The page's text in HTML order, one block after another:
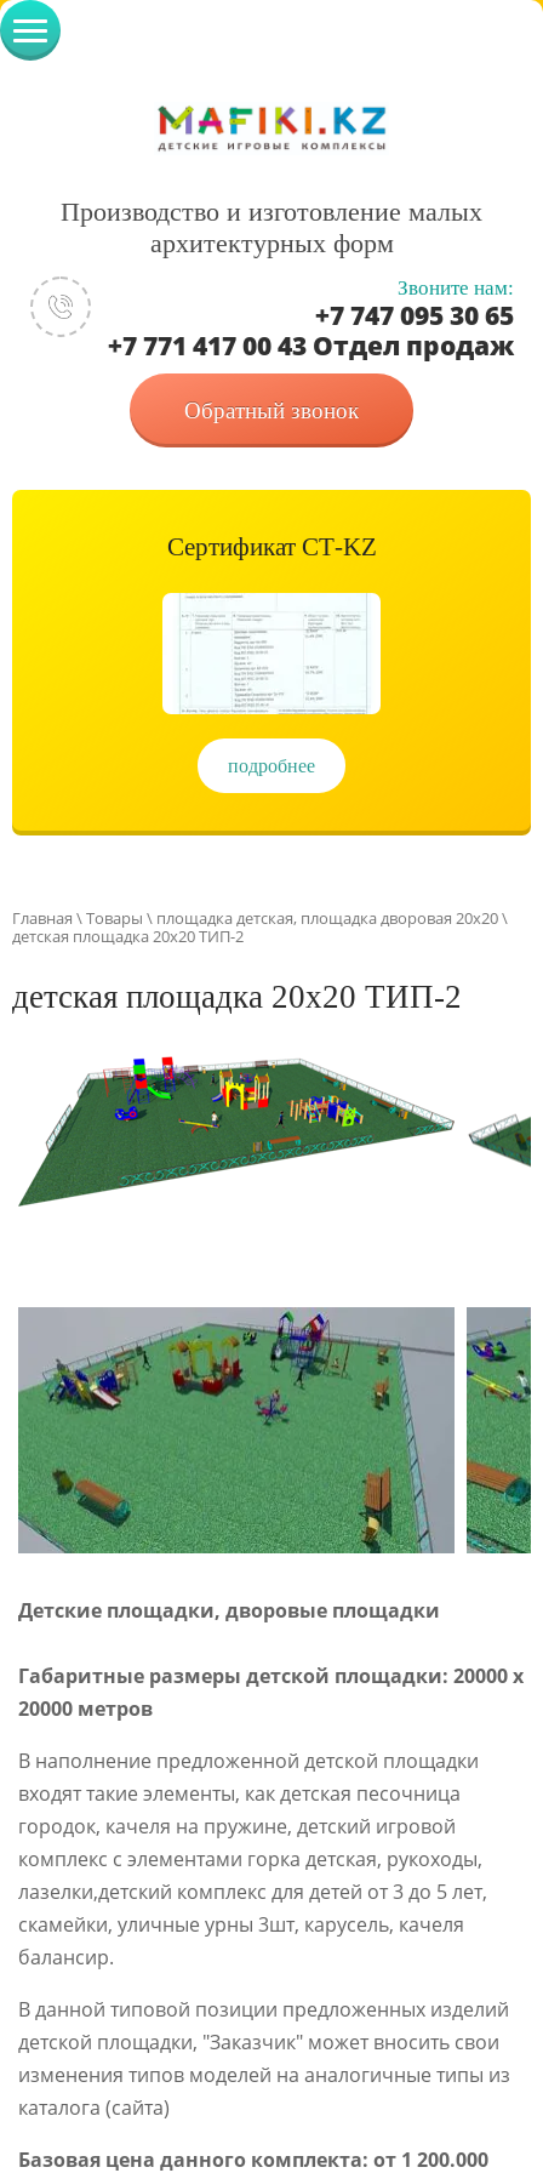
Производство и изготовление малых
архитектурных форм
Звоните нам:
+7 747 095 30 65
+7 771 417 00 43 Отдел продаж
Обратный звонок
Сертификат СТ-KZ
подробнее
Главная \Товары \ площадка детская, площадка дворовая 20х20\
детская площадка 20х20 ТИП-2
детская площадка 20х20 ТИП-2
Детские площадки, дворовые площадки
Габаритные размеры детской площадки: 20000 х
20000 метров
В наполнение предложенной детской площадки
входят такие элементы, как детская песочница
городок, качеля на пружине, детский игровой
комплекс с элементами горка детская, рукоходы,
лазелки,детский комплекс для детей от 3 до 5 лет,
скамейки, уличные урны 3шт, карусель, качеля
балансир.
В данной типовой позиции предложенных изделий
детской площадки, "Заказчик" может вносить свои
изменения типов моделей на аналогичные типы из
каталога (сайта)
Базовая цена данного комплекта: от 1 200.000